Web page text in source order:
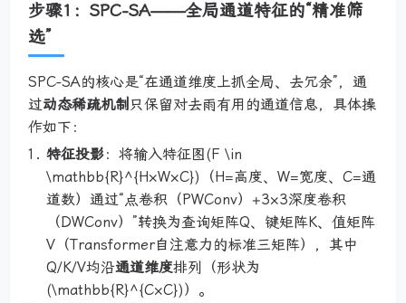
步骤1：SPC-SA——全局通道特征的“精准筛
选”
SPC-SA的核心是“在通道维度上抓全局、去冗余”，通
过动态稀疏机制 只保留对去雨有用的通道信息，具体操
作如下：
特征投影：将输入特征图(F \in
\mathbb{R}^{H×W×C})（H=高度、W=宽度、C=通
道数）通过“点卷积（PWConv）+3×3深度卷积
（DWConv）”转换为查询矩阵Q、键矩阵K、值矩阵
V（Transformer自注意力的标准三矩阵），其中
Q/K/V均沿通道维度排列（形状为
(\mathbb{R}^{C×C})）。